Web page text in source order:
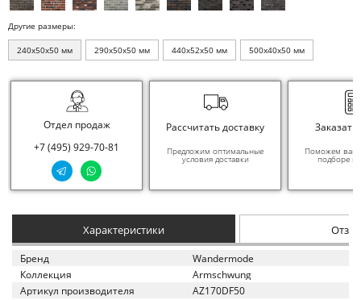
Другие размеры:
240x50x50 мм 290x50x50 мм 440x52x50 мм 500x40x50 мм
Отдел продаж
+7 (495) 929-70-81
Рассчитать доставку
Предложим оптимальные
условия доставки
Заказать
Поможем вам
подборе
Характеристики
Бренд
Wandermode
Коллекция
Armschwung
Артикул производителя
AZ170DF50